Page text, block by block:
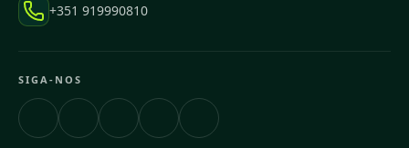
+351 919990810
SIGA-NOS